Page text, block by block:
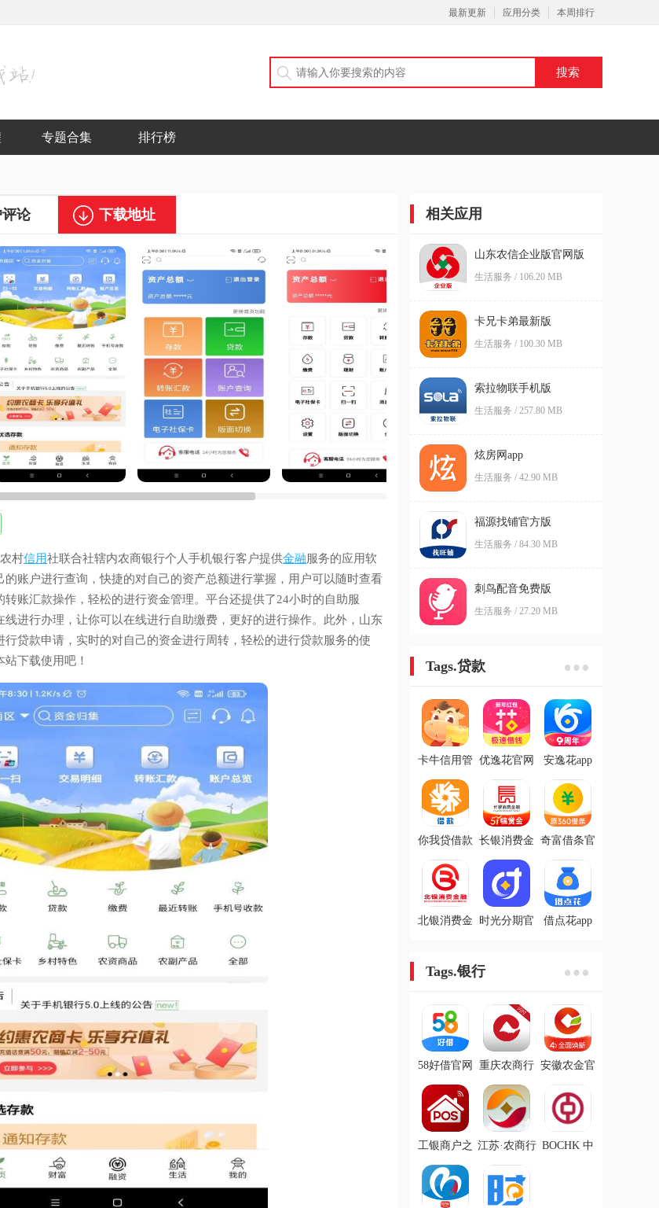
最新更新 应用分类 本周排行
专题合集 排行榜
论 下载地址
村信用社联合社辖内农商银行个人手机银行客户提供金融 服务的应用软
账户进行查询，快捷的对自己的资产总额进行掌握，用户可以随时查看
转账汇款操作，轻松的进行资金管理。平台还提供了24小时的自助服
进行办理，让你可以在线进行自助缴费，更好的进行操作。此外，山东
行贷款申请，实时的对自己的资金进行周转，轻松的进行贷款服务的使
下载使用吧！
相关应用
山东农信企业版官网版
生活服务 / 106.20 MB
卡兄卡弟最新版
生活服务 / 100.30 MB
索拉物联手机版
生活服务 / 257.80 MB
炫房网app
生活服务 / 42.90 MB
福源找铺官方版
生活服务 / 84.30 MB
刺鸟配音免费版
生活服务 / 27.20 MB
Tags.贷款
卡牛信用管 优逸花官网
安逸花app
你我贷借款 长银消费金 奇富借条官
北银消费金
时光分期官
借点花app
Tags.银行
58好借官网
重庆农商行 安徽农金官
工银商户之 江苏·农商行 BOCHK 中